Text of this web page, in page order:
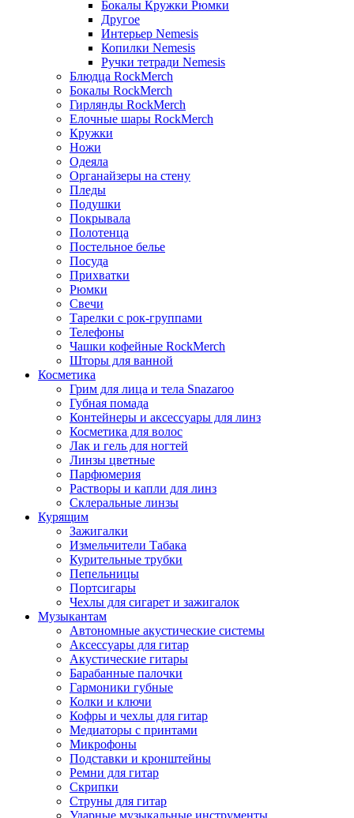
Бокалы Кружки Рюмки
Другое
Интерьер Nemesis
Копилки Nemesis
Ручки тетради Nemesis
Блюдца RockMerch
Бокалы RockMerch
Гирлянды RockMerch
Елочные шары RockMerch
Кружки
Ножи
Одеяла
Органайзеры на стену
Пледы
Подушки
Покрывала
Полотенца
Постельное белье
Посуда
Прихватки
Рюмки
Свечи
Тарелки с рок-группами
Телефоны
Чашки кофейные RockMerch
Шторы для ванной
Косметика
Грим для лица и тела Snazaroo
Губная помада
Контейнеры и аксессуары для линз
Косметика для волос
Лак и гель для ногтей
Линзы цветные
Парфюмерия
Растворы и капли для линз
Склеральные линзы
Курящим
Зажигалки
Измельчители Табака
Курительные трубки
Пепельницы
Портсигары
Чехлы для сигарет и зажигалок
Музыкантам
Автономные акустические системы
Аксессуары для гитар
Акустические гитары
Барабанные палочки
Гармоники губные
Колки и ключи
Кофры и чехлы для гитар
Медиаторы с принтами
Микрофоны
Подставки и кронштейны
Ремни для гитар
Скрипки
Струны для гитар
Ударные музыкальные инструменты